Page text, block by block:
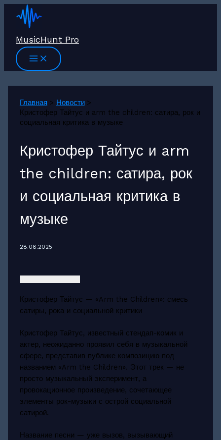
Перейти
MusicHunt Pro
Главная
Новости
Кристофер Тайтус и arm the children: сатира, рок и
социальная критика в музыке
Кристофер Тайтус и arm
the children: сатира, рок
и социальная критика в
музыке
28.08.2025
Кристофер Тайтус — «Arm the Children»: смесь
сатиры, рока и социальной критики
Кристофер Тайтус, известный стендап-комик и
актер, неожиданно проявил себя в музыкальной
сфере, представив публике композицию под
названием «Arm the Children». Этот трек — не
просто музыкальный эксперимент, а
провокационное произведение, сочетающее
элементы рок-музыки с острой социальной
сатирой.
Название песни — уже вызов, вызывающий